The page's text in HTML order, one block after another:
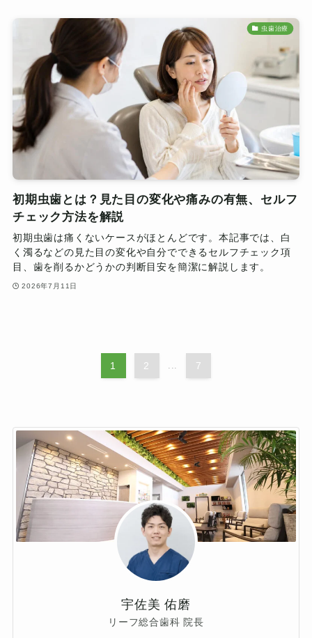
虫歯治療
初期虫歯とは？見た目の変化や痛みの有無、セルフ
チェック方法を解説
初期虫歯は痛くないケースがほとんどです。本記事では、白
く濁るなどの見た目の変化や自分でできるセルフチェック項
目、歯を削るかどうかの判断目安を簡潔に解説します。
2026年7月11日
1 2 7
宇佐美 佑磨
リーフ総合歯科 院長